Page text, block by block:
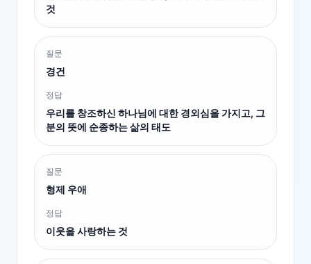
것
질문
경건
정답
우리를 창조하신 하나님에 대한 경외심을 가지고, 그
분의 뜻에 순종하는 삶의 태도
질문
형제 우애
정답
이웃을 사랑하는 것